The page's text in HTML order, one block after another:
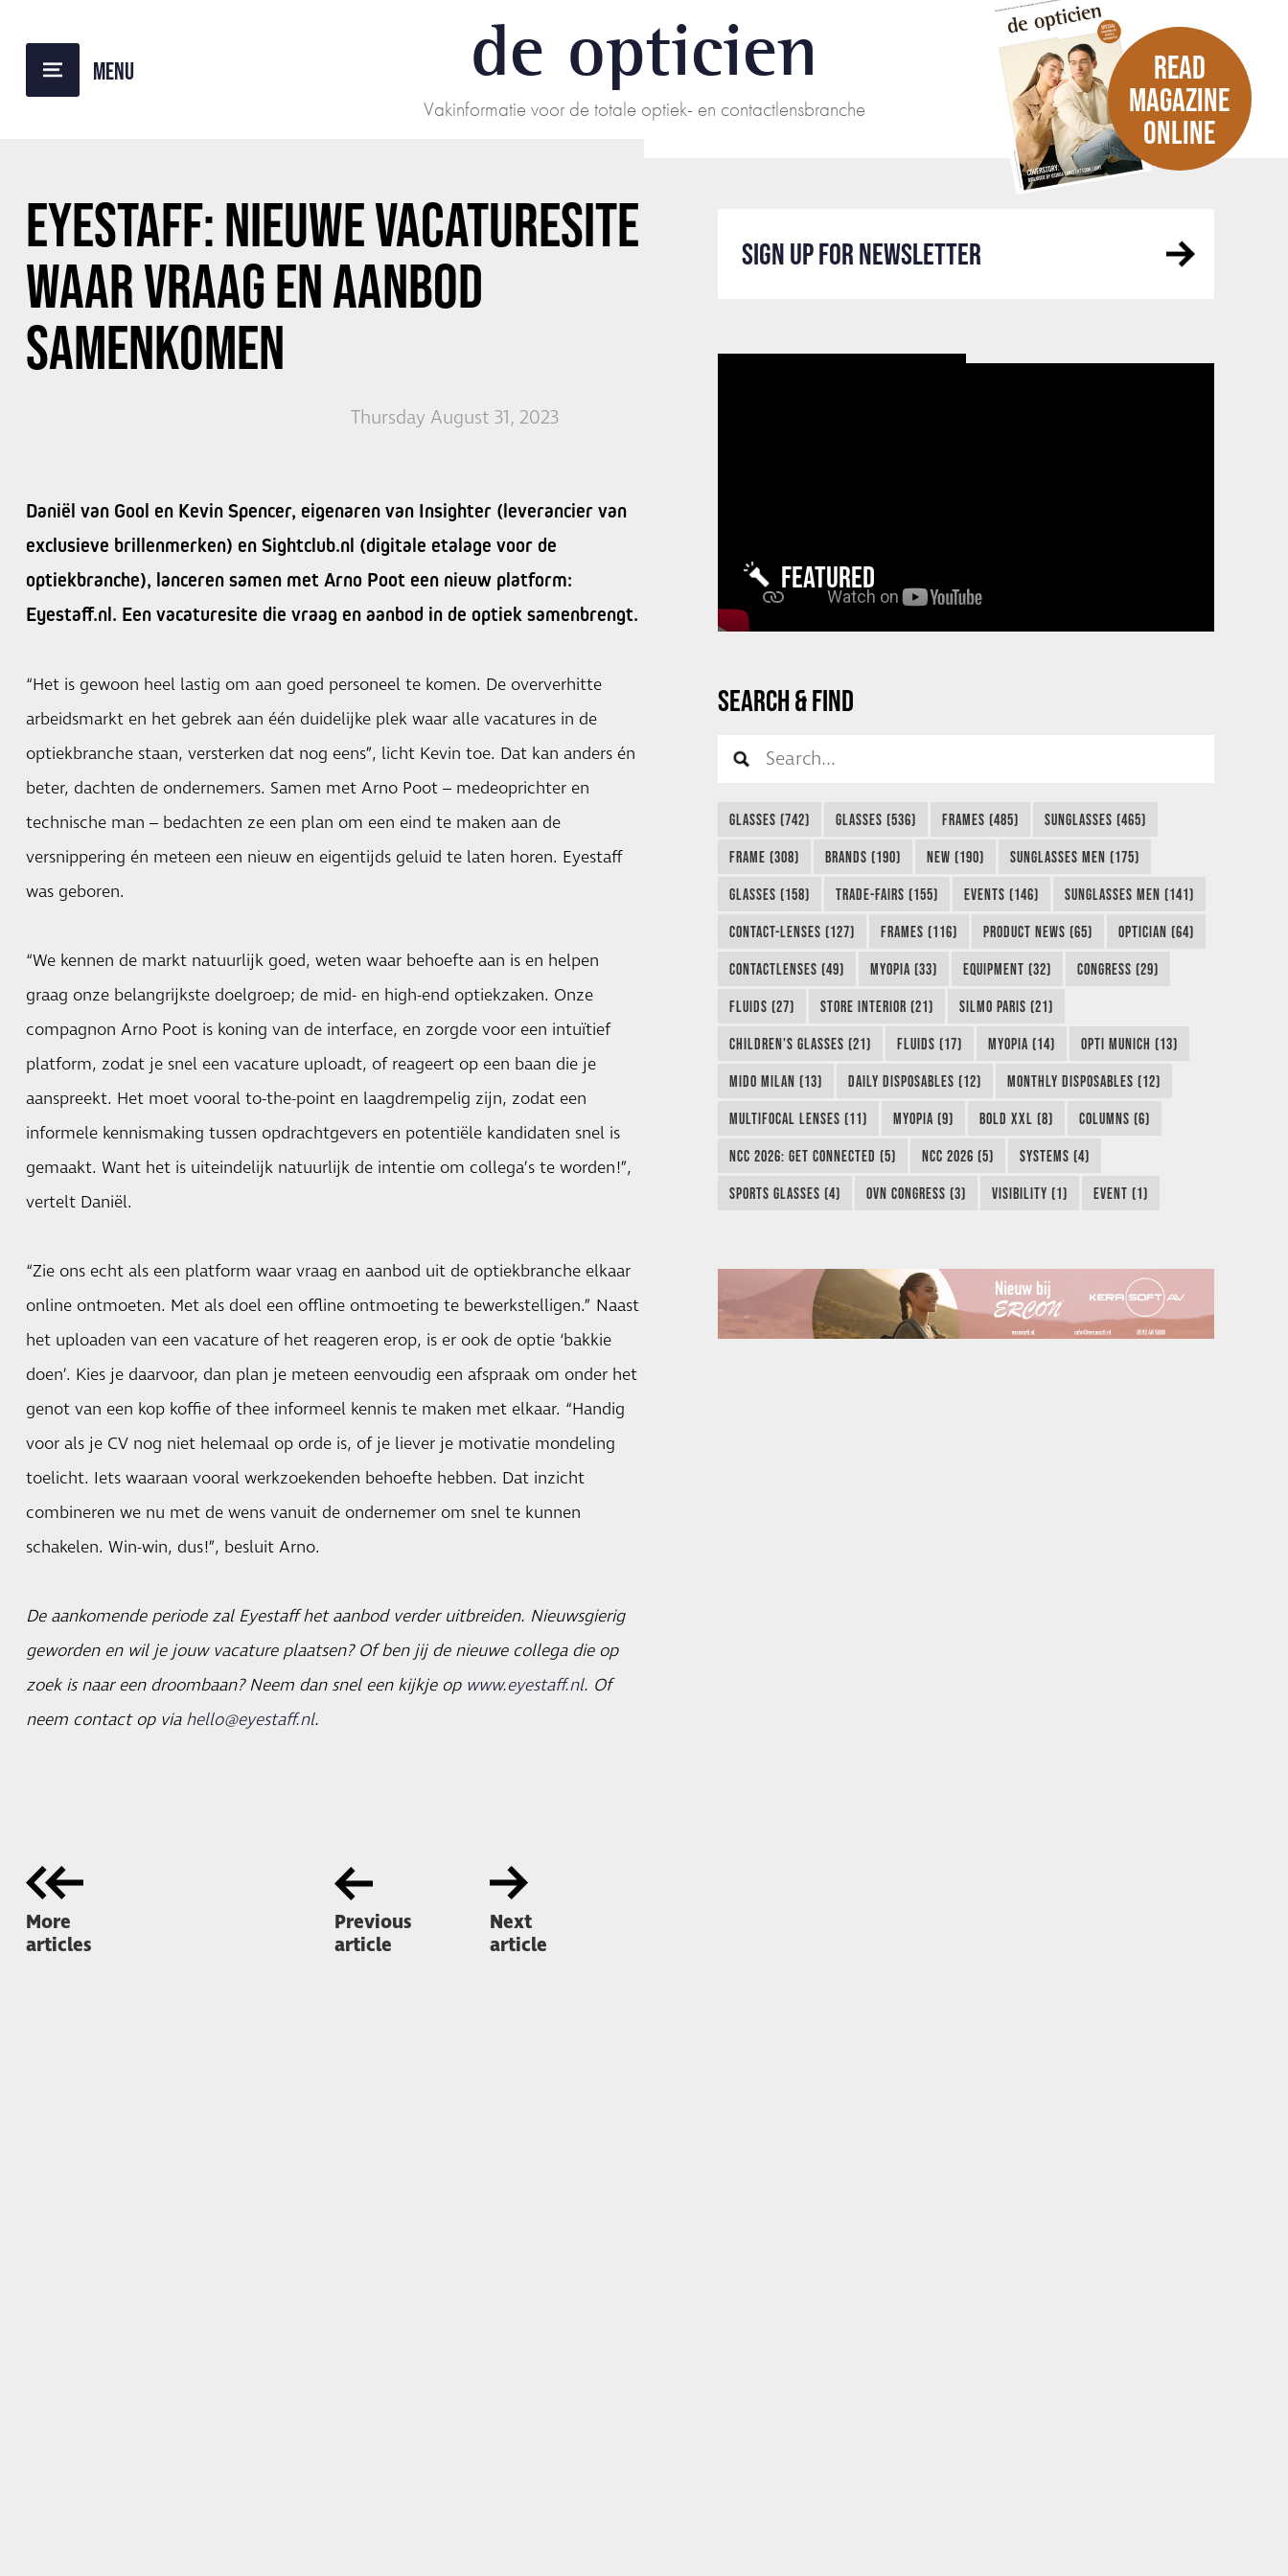
de opticien
Vakinformatie voor de totale optiek- en contactlensbranche
READ
MAGAZINE
ONLINE
EYESTAFF:NIEUWE VACATURESITE
WAAR VRAAG EN AANBOD
SAMENKOMEN
Thursday August 31, 2023
Daniël van Gool en Kevin Spencer, eigenaren van Insighter (leverancier van
exclusieve brillenmerken) en Sightclub.nl (digitale etalage voor de
optiekbranche), lanceren samen met Arno Poot een nieuw platform:
Eyestaff.nl. Een vacaturesite die vraag en aanbod in de optiek samenbrengt.
“Het is gewoon heel lastig om aan goed personeel te komen. De oververhitte
arbeidsmarkt en het gebrek aan één duidelijke plek waar alle vacatures in de
optiekbranche staan, versterken dat nog eens”, licht Kevin toe. Dat kan anders én
beter, dachten de ondernemers. Samen met Arno Poot – medeoprichter en
technische man – bedachten ze een plan om een eind te maken aan de
versnippering én meteen een nieuw en eigentijds geluid te laten horen. Eyestaff
was geboren.
“We kennen de markt natuurlijk goed, weten waar behoefte aan is en helpen
graag onze belangrijkste doelgroep; de mid- en high-end optiekzaken. Onze
compagnon Arno Poot is koning van de interface, en zorgde voor een intuïtief
platform, zodat je snel een vacature uploadt, of reageert op een baan die je
aanspreekt. Het moet vooral to-the-point en laagdrempelig zijn, zodat een
informele kennismaking tussen opdrachtgevers en potentiële kandidaten snel is
gemaakt. Want het is uiteindelijk natuurlijk de intentie om collega’s te worden!”,
vertelt Daniël.
“Zie ons echt als een platform waar vraag en aanbod uit de optiekbranche elkaar
online ontmoeten. Met als doel een offline ontmoeting te bewerkstelligen.” Naast
het uploaden van een vacature of het reageren erop, is er ook de optie ‘bakkie
doen’. Kies je daarvoor, dan plan je meteen eenvoudig een afspraak om onder het
genot van een kop koffie of thee informeel kennis te maken met elkaar. “Handig
voor als je CV nog niet helemaal op orde is, of je liever je motivatie mondeling
toelicht. Iets waaraan vooral werkzoekenden behoefte hebben. Dat inzicht
combineren we nu met de wens vanuit de ondernemer om snel te kunnen
schakelen. Win-win, dus!”, besluit Arno.
De aankomende periode zal Eyestaff het aanbod verder uitbreiden. Nieuwsgierig
geworden en wil je jouw vacature plaatsen? Of ben jij de nieuwe collega die op
zoek is naar een droombaan? Neem dan snel een kijkje op www.eyestaff.nl. Of
neem contact op via hello@eyestaff.nl.
More
articles
Previous
article
Next
article
SIGN UP FOR NEWSLETTER
FEATURED
SEARCH & FIND
GLASSES (742) GLASSES (536) FRAMES (485) SUNGLASSES (465)
FRAME (308) BRANDS (190) NEW (190) SUNGLASSES MEN (175)
GLASSES (158) TRADE-FAIRS (155) EVENTS (146) SUNGLASSES MEN (141)
CONTACT-LENSES (127) FRAMES (116) PRODUCT NEWS (65) OPTICIAN (64)
CONTACTLENSES (49) MYOPIA (33) EQUIPMENT (32) CONGRESS (29)
FLUIDS (27) STORE INTERIOR (21) SILMO PARIS (21)
CHILDREN'S GLASSES (21) FLUIDS (17) MYOPIA (14) OPTI MUNICH (13)
MIDO MILAN (13) DAILY DISPOSABLES (12) MONTHLY DISPOSABLES (12)
MULTIFOCAL LENSES (11) MYOPIA (9) BOLD XXL (8) COLUMNS (6)
NCC 2026: GET CONNECTED (5) NCC 2026 (5) SYSTEMS (4)
SPORTS GLASSES (4) OVN CONGRESS (3) VISIBILITY (1) EVENT (1)